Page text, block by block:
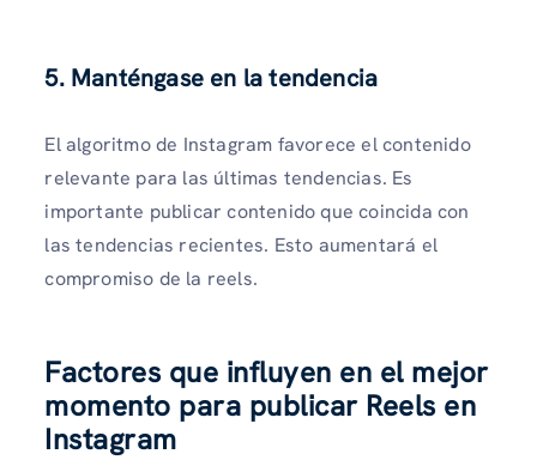
5. Manténgase en la tendencia
El algoritmo de Instagram favorece el contenido
relevante para las últimas tendencias. Es
importante publicar contenido que coincida con
las tendencias recientes. Esto aumentará el
compromiso de la reels.
Factores que influyen en el mejor
momento para publicar Reels en
Instagram